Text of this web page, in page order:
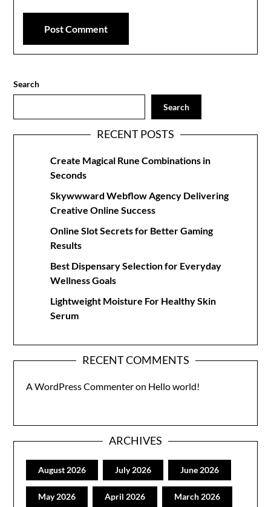
Search
Search
RECENT POSTS
Create Magical Rune Combinations in
Seconds
Skywwward Webflow Agency Delivering
Creative Online Success
Online Slot Secrets for Better Gaming
Results
Best Dispensary Selection for Everyday
Wellness Goals
Lightweight Moisture For Healthy Skin
Serum
RECENT COMMENTS
A WordPress Commenteron Hello world!
ARCHIVES
August 2026 July 2026 June 2026
May 2026 April 2026 March 2026